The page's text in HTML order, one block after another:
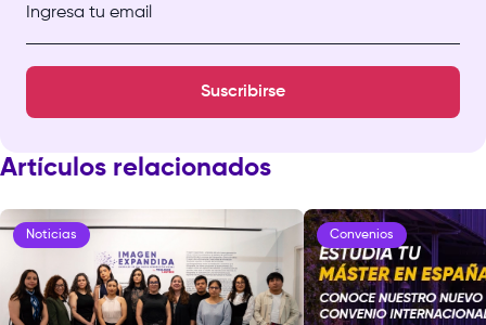
Ingresa tu email
Suscribirse
Artículos relacionados
Noticias Convenios